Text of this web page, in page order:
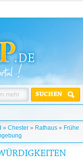
SUCHEN
» Chester » Rathaus » Frühe